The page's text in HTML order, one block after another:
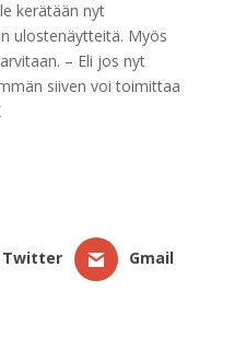
kerätään nyt
ulostenäytteitä. Myös
– Eli jos nyt
siiven voi toimittaa
Twitter Gmail